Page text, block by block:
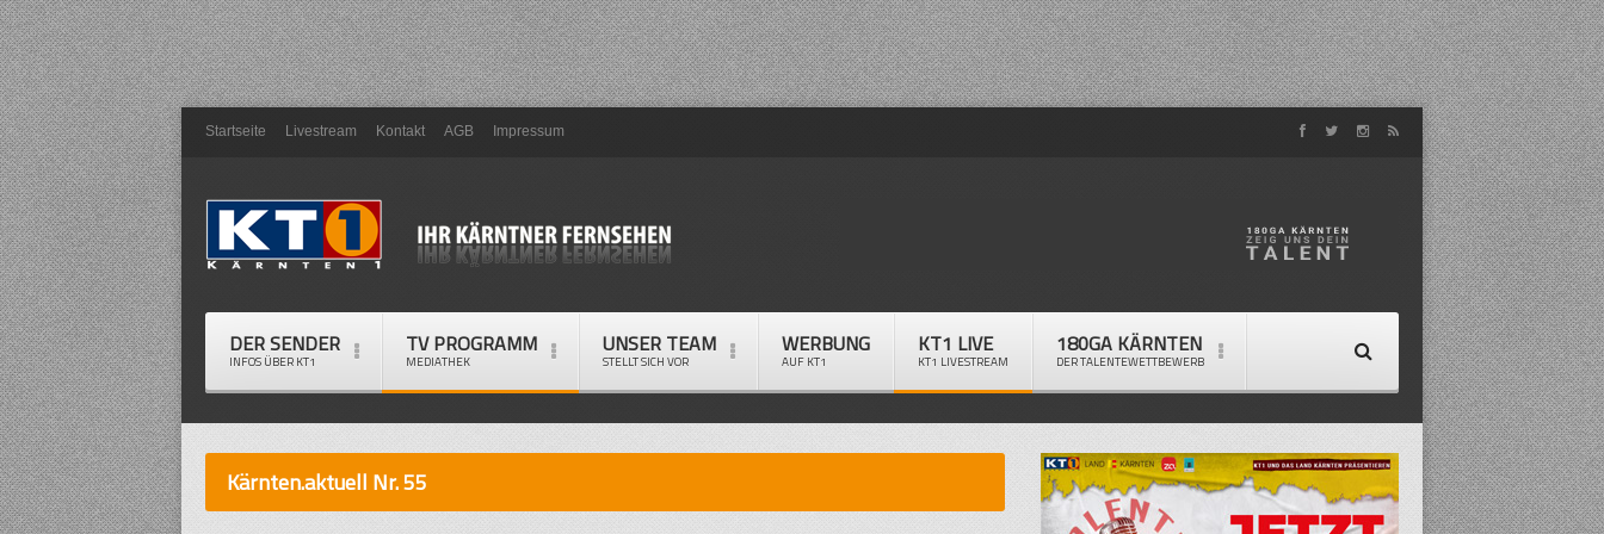
Startseite Livestream Kontakt AGB Impressum
DER SENDER
INFOS ÜBER KT1
TV PROGRAMM
MEDIATHEK
UNSER TEAM
STELLT SICH VOR
WERBUNG
AUF KT1
KT1 LIVE
KT1 LIVESTREAM
180GA KÄRNTEN
DER TALENTEWETTBEWERB
Kärnten.aktuell Nr. 55